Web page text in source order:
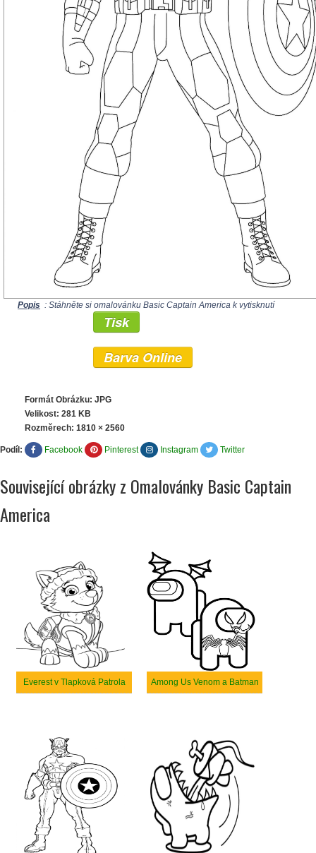
Popis : Stáhněte si omalovánku Basic Captain America k vytisknutí
Tisk
Barva Online
Formát Obrázku: JPG
Velikost: 281 KB
Rozměrech: 1810 × 2560
Podíl: Facebook Pinterest Instagram Twitter
Související obrázky z Omalovánky Basic Captain
America
Everest v Tlapková Patrola Among Us Venom a Batman